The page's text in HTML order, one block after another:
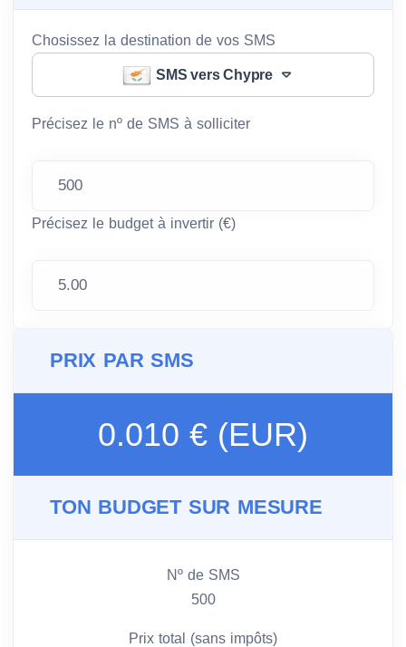
Chosissez la destination de vos SMS
SMS vers Chypre
Précisez le nº de SMS à solliciter
Précisez le budget à invertir (€)
PRIX PAR SMS
0.010 € (EUR)
TON BUDGET SUR MESURE
Nº de SMS
500
Prix total (sans impôts)